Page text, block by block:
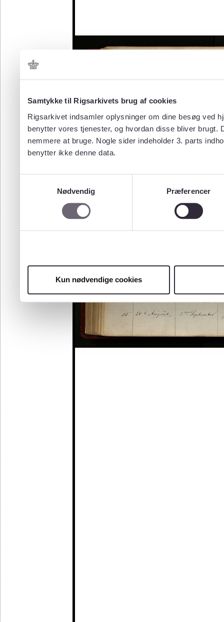
Samtykke til Rigsarkivets brug af cookies
Rigsarkivet indsamler oplysninger om dine besøg ved
benytter vores tjenester, og hvordan disse bliver
nemmere at bruge. Nogle sider indeholder 3. parts
benytter ikke denne data.
Nødvendig
Præferencer
Kun nødvendige cookies